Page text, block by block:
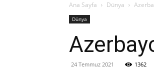
savunma
Ana Sayfa Dünya
Dünya
24 Temmuz 2021 1362